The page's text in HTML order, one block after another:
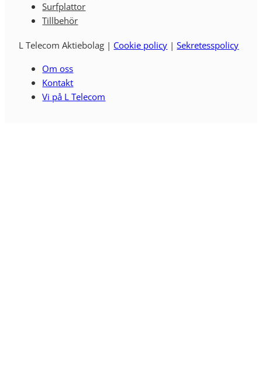
Surfplattor
Tillbehör
L Telecom Aktiebolag | Cookie policy |Sekretesspolicy
Om oss
Kontakt
Vi på L Telecom